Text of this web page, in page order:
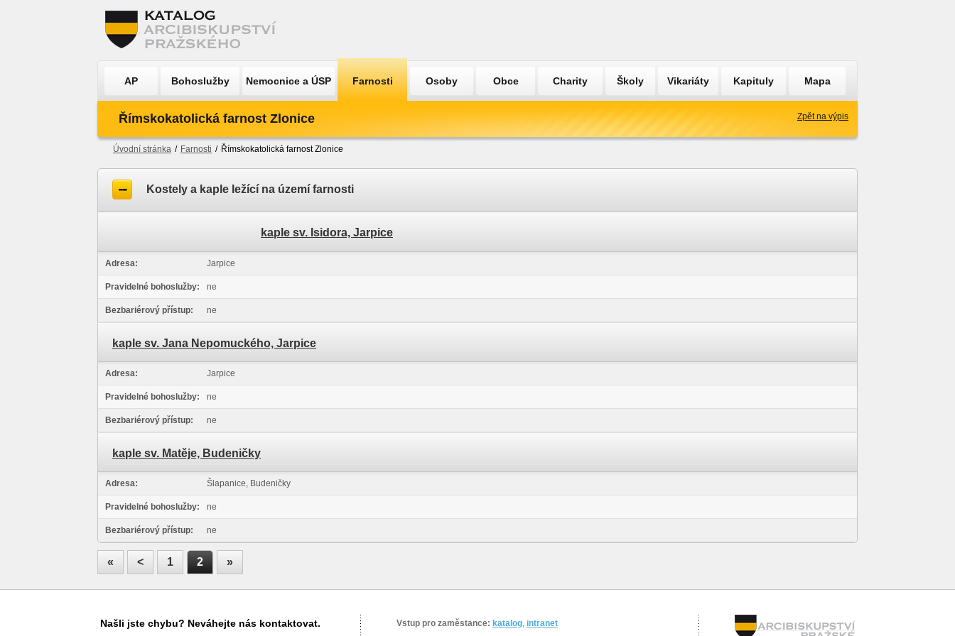
AP Bohoslužby Nemocnice a ÚSP Farnosti Osoby Obce Charity Školy Vikariáty Kapituly Mapa
Římskokatolická farnost Zlonice Zpět na výpis
Úvodní stránka / Farnosti / Římskokatolická farnost Zlonice
Kostely a kaple ležící na území farnosti
kaple sv. Isidora, Jarpice
Adresa: Jarpice
Pravidelné bohoslužby: ne
Bezbariérový přístup: ne
kaple sv. Jana Nepomuckého, Jarpice
Adresa: Jarpice
Pravidelné bohoslužby: ne
Bezbariérový přístup: ne
kaple sv. Matěje, Budeničky
Adresa: Šlapanice, Budeničky
Pravidelné bohoslužby: ne
Bezbariérový přístup: ne
« < 1 2 »
Našli jste chybu? Neváhejte nás kontaktovat. Vstup pro zaměstance: katalog, intranet